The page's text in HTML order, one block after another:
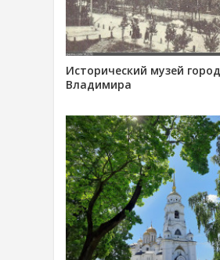
Исторический музей
Владимира